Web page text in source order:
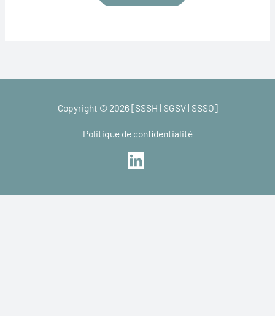
Copyright © 2026 [SSSH | SGSV | SSSO]
Politique de confidentialité